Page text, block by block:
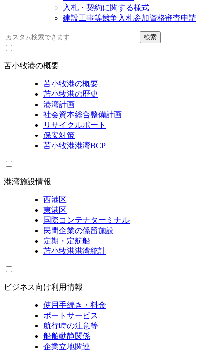
入札・契約に関する様式
建設工事等競争入札参加資格審査申請
苫小牧港の概要
苫小牧港の概要
苫小牧港の歴史
港湾計画
社会資本総合整備計画
リサイクルポート
保安対策
苫小牧港港湾BCP
港湾施設情報
西港区
東港区
国際コンテナターミナル
民間企業の係留施設
定期・定航船
苫小牧港港湾統計
ビジネス向け利用情報
使用手続き・料金
ポートサービス
航行時の注意等
船舶動静関係
企業立地関連